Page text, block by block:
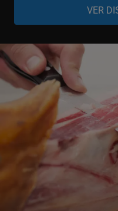
Niño
7-16 años